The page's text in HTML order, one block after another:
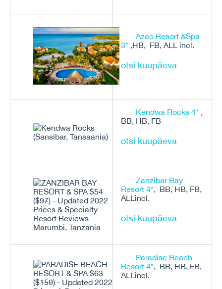
Azao Resort &Spa
3* ,HB, FB, ALL incl.
otsi kuupäeva
Kendwa Rocks 4* ,
BB, HB, FB
otsi kuupäeva
Zanzibar Bay
Resort 4*, BB, HB, FB,
ALLincl.
otsi kuupäeva
Paradise Beach
Resort 4*, BB, HB, FB,
ALLincl.